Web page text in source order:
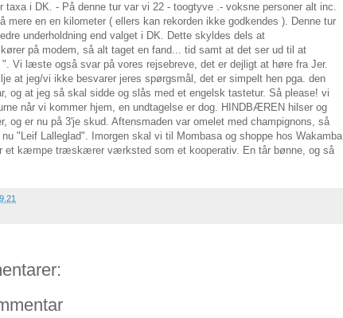
taxa i DK. - På denne tur var vi 22 - toogtyve .- voksne personer alt inc.
mere en en kilometer ( ellers kan rekorden ikke godkendes ). Denne tur
underholdning end valget i DK. Dette skyldes dels at
på modem, så alt taget en fand... tid samt at det ser ud til at
Vi læste også svar på vores rejsebreve, det er dejligt at høre fra Jer.
at jeg/vi ikke besvarer jeres spørgsmål, det er simpelt hen pga. den
og at jeg så skal sidde og slås med et engelsk tastetur. Så please! vi
når vi kommer hjem, en undtagelse er dog. HINDBÆREN hilser og
og er nu på 3'je skud. Aftensmaden var omelet med champignons, så
"Leif Lalleglad". Imorgen skal vi til Mombasa og shoppe hos Wakamba
et kæmpe træskærer værksted som et kooperativ. En tår bønne, og så